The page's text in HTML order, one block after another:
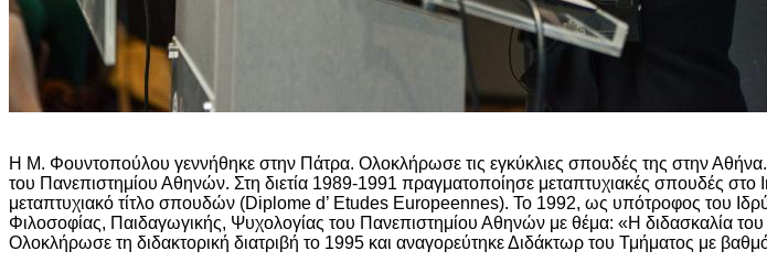
Η Μ. Φουντοπούλου γεννήθηκε στην Πάτρα. Ολοκλήρωσε τις εγκύκλιες σπουδές της στην
του Πανεπιστημίου Αθηνών. Στη διετία 1989-1991 πραγματοποίησε μεταπτυχιακές σπουδές
μεταπτυχιακό τίτλο σπουδών (Diplome d’ Etudes Europeennes). Το 1992, ως υπότροφος του
Φιλοσοφίας, Παιδαγωγικής, Ψυχολογίας του Πανεπιστημίου Αθηνών με θέμα: «Η διδασκαλία
Ολοκλήρωσε τη διδακτορική διατριβή το 1995 και αναγορεύτηκε Διδάκτωρ του Τμήματος με